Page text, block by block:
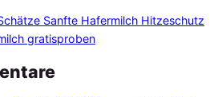
Sanfte Hafermilch Hitzeschutz
gratisproben